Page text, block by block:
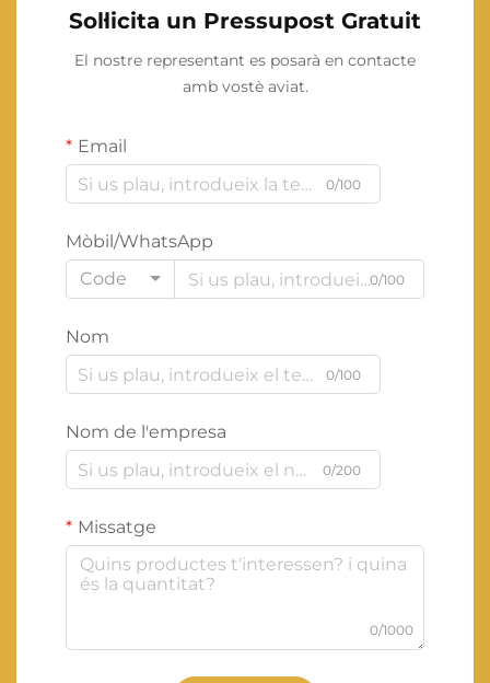
Sol·licita un Pressupost Gratuit
El nostre representant es posarà en contacte
amb vostè aviat.
Email
0/100
Mòbil/WhatsApp
Code
0/100
Nom
0/100
Nom de l'empresa
0/200
Missatge
0/1000